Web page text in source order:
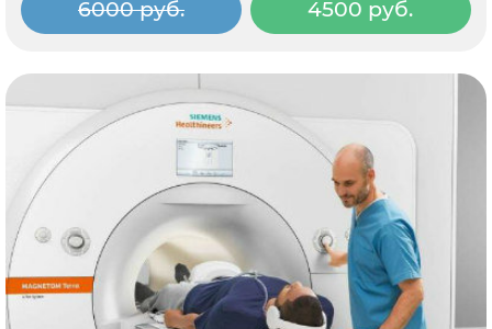
6000 руб. 4500 руб.